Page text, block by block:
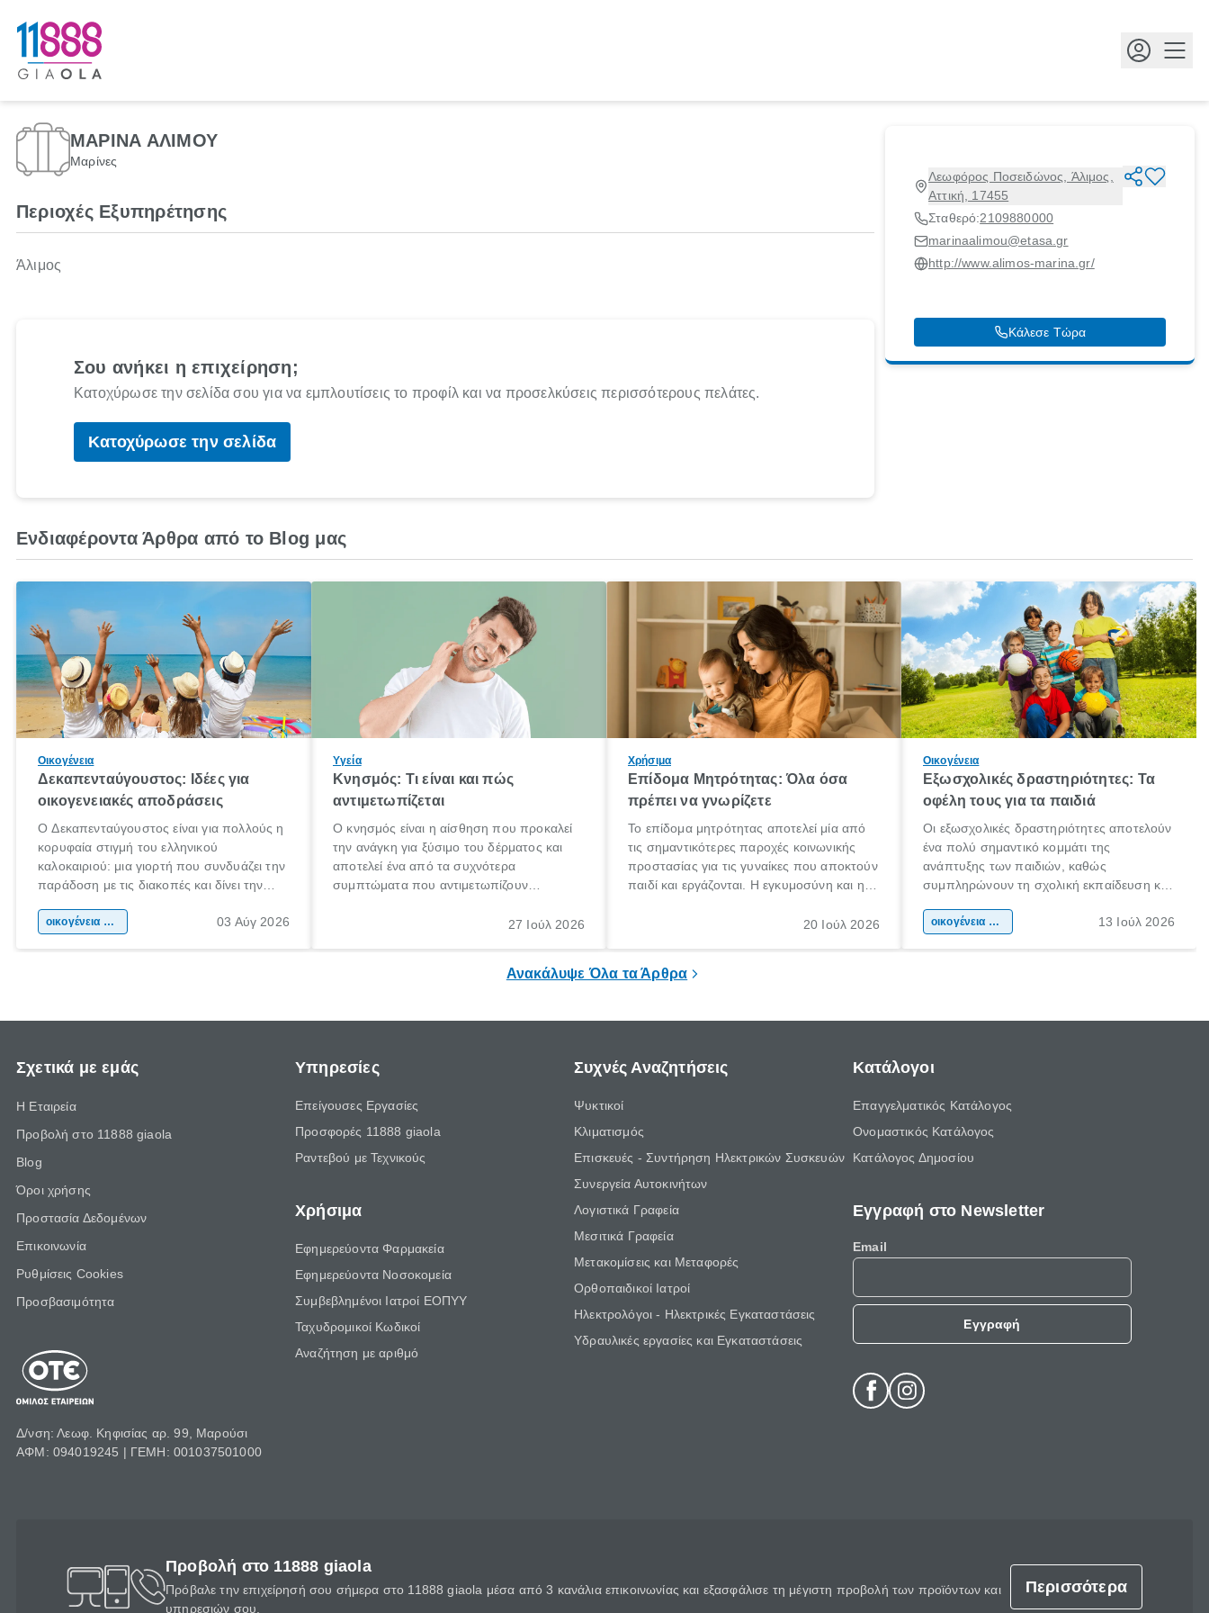
ΜΑΡΙΝΑ ΑΛΙΜΟΥ
Μαρίνες
Λεωφόρος Ποσειδώνος, Άλιμος,
Αττική, 17455
Σταθερό:2109880000
marinaalimou@etasa.gr
http://www.alimos-marina.gr/
Κάλεσε Τώρα
Περιοχές Εξυπηρέτησης
Άλιμος
Σου ανήκει η επιχείρηση;
Κατοχύρωσε την σελίδα σου για να εμπλουτίσεις το προφίλ και να προσελκύσεις περισσότερους πελάτες.
Κατοχύρωσε την σελίδα
Ενδιαφέροντα Άρθρα από το Blog μας
Οικογένεια
Δεκαπενταύγουστος: Ιδέες για
οικογενειακές αποδράσεις
Ο Δεκαπενταύγουστος είναι για πολλούς η
κορυφαία στιγμή του ελληνικού
καλοκαιριού: μια γιορτή που συνδυάζει την
παράδοση με τις διακοπές και δίνει την
χώρας. Είτε πρόκειται για λίγες μέρες
οικογένεια & παιδί 03 Αύγ 2026
Υγεία
Κνησμός: Τι είναι και πώς
αντιμετωπίζεται
Ο κνησμός είναι η αίσθηση που προκαλεί
την ανάγκη για ξύσιμο του δέρματος και
αποτελεί ένα από τα συχνότερα
συμπτώματα που αντιμετωπίζουν
πληροφορίες για το «κνησμός τι είναι»,
27 Ιούλ 2026
Χρήσιμα
Επίδομα Μητρότητας: Όλα όσα
πρέπει να γνωρίζετε
Το επίδομα μητρότητας αποτελεί μία από
τις σημαντικότερες παροχές κοινωνικής
προστασίας για τις γυναίκες που αποκτούν
παιδί και εργάζονται. Η εγκυμοσύνη και η
σημαντική περίοδος στη ζωή κάθε20 Ιούλ 2026
Οικογένεια
Εξωσχολικές δραστηριότητες: Τα
οφέλη τους για τα παιδιά
Οι εξωσχολικές δραστηριότητες αποτελούν
ένα πολύ σημαντικό κομμάτι της
ανάπτυξης των παιδιών, καθώς
συμπληρώνουν τη σχολική εκπαίδευση και
της προσωπικότητας, της κοινωνικότητας
οικογένεια & παιδί 13 Ιούλ 2026
Ανακάλυψε Όλα τα Άρθρα
Σχετικά με εμάς
Η Εταιρεία
Προβολή στο 11888 giaola
Blog
Όροι χρήσης
Προστασία Δεδομένων
Επικοινωνία
Ρυθμίσεις Cookies
Προσβασιμότητα
Δ/νση: Λεωφ. Κηφισίας αρ. 99, Μαρούσι
ΑΦΜ: 094019245 | ΓΕΜΗ: 001037501000
Υπηρεσίες
Επείγουσες Εργασίες
Προσφορές 11888 giaola
Ραντεβού με Τεχνικούς
Χρήσιμα
Εφημερεύοντα Φαρμακεία
Εφημερεύοντα Νοσοκομεία
Συμβεβλημένοι Ιατροί ΕΟΠΥΥ
Ταχυδρομικοί Κωδικοί
Αναζήτηση με αριθμό
Συχνές Αναζητήσεις
Ψυκτικοί
Κλιματισμός
Επισκευές - Συντήρηση Ηλεκτρικών Συσκευών
Συνεργεία Αυτοκινήτων
Λογιστικά Γραφεία
Μεσιτικά Γραφεία
Μετακομίσεις και Μεταφορές
Ορθοπαιδικοί Ιατροί
Ηλεκτρολόγοι - Ηλεκτρικές Εγκαταστάσεις
Υδραυλικές εργασίες και Εγκαταστάσεις
Κατάλογοι
Επαγγελματικός Κατάλογος
Ονομαστικός Κατάλογος
Κατάλογος Δημοσίου
Εγγραφή στο Newsletter
Email
Εγγραφή
Προβολή στο 11888 giaola
Πρόβαλε την επιχείρησή σου σήμερα στο 11888 giaola μέσα από 3 κανάλια επικοινωνίας και εξασφάλισε τη μέγιστη προβολή των προϊόντων και
υπηρεσιών σου.
Περισσότερα